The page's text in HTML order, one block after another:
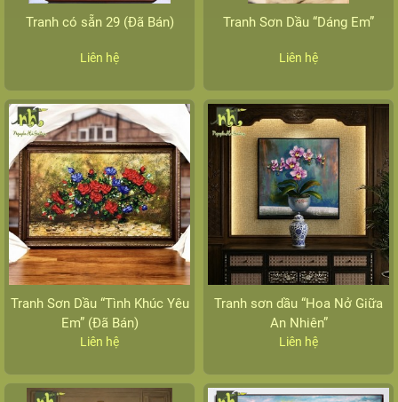
Tranh có sẵn 29 (Đã Bán)
Liên hệ
Tranh Sơn Dầu “Dáng Em”
Liên hệ
Tranh Sơn Dầu “Tình Khúc Yêu
Em” (Đã Bán)
Liên hệ
Tranh sơn dầu “Hoa Nở Giữa
An Nhiên”
Liên hệ